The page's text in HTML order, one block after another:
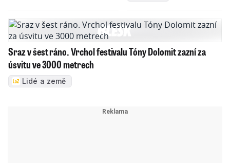
Sraz v šest ráno. Vrchol festivalu Tóny Dolomit zazní za
úsvitu ve 3000 metrech
Lidé a země